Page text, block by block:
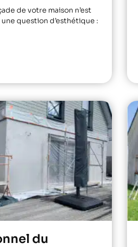
de votre maison n’est
question d’esthétique :
du